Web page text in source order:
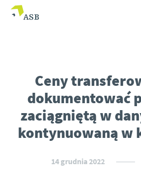
Ceny
dokumentować
zaciągniętą w
kontynuowaną w
14 grudnia 2022